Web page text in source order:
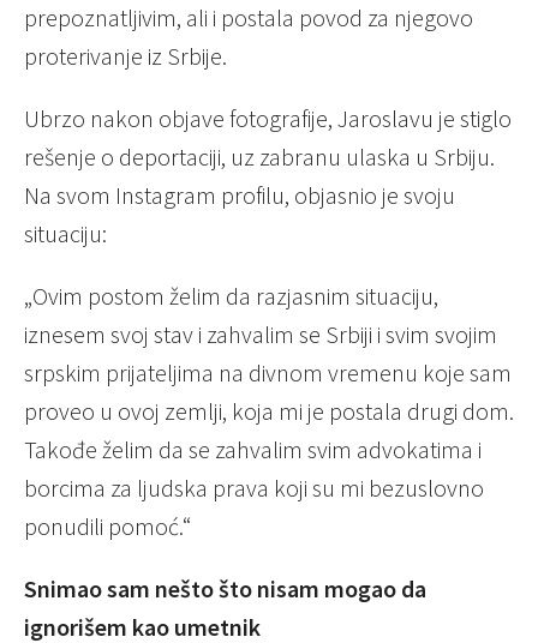
prepoznatljivim, ali i postala povod za njegovo
proterivanje iz Srbije.
Ubrzo nakon objave fotografije, Jaroslavu je stiglo
rešenje o deportaciji, uz zabranu ulaska u Srbiju.
Na svom Instagram profilu, objasnio je svoju
situaciju:
„Ovim postom želim da razjasnim situaciju,
iznesem svoj stav i zahvalim se Srbiji i svim svojim
srpskim prijateljima na divnom vremenu koje sam
proveo u ovoj zemlji, koja mi je postala drugi dom.
Takođe želim da se zahvalim svim advokatima i
borcima za ljudska prava koji su mi bezuslovno
ponudili pomoć.“
Snimao sam nešto što nisam mogao da
ignorišem kao umetnik